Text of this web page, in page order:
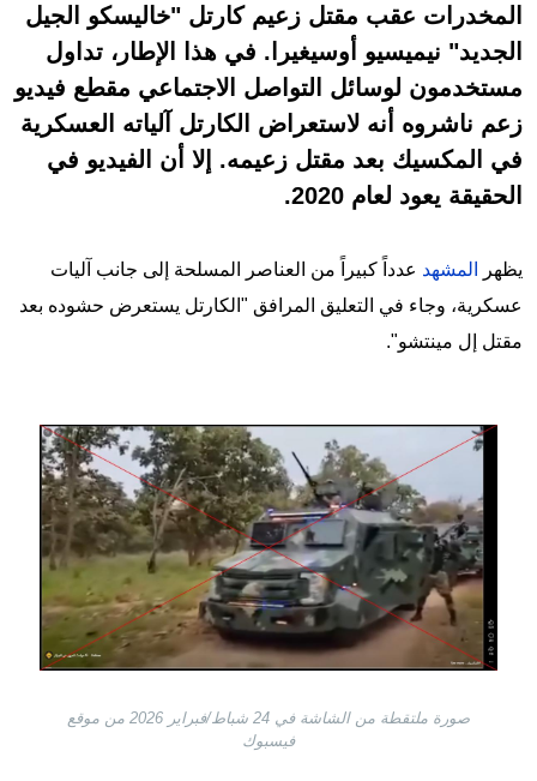
المخدرات عقب مقتل زعيم كارتل "خاليسكو الجيل
الجديد" نيميسيو أوسيغيرا. في هذا الإطار، تداول
مستخدمون لوسائل التواصل الاجتماعي مقطع فيديو
زعم ناشروه أنه لاستعراض الكارتل آلياته العسكرية
في المكسيك بعد مقتل زعيمه. إلا أن الفيديو في
الحقيقة يعود لعام 2020.
يظهر المشهد عدداً كبيراً من العناصر المسلحة إلى جانب آليات
عسكرية، وجاء في التعليق المرافق "الكارتل يستعرض حشوده بعد
مقتل إل مينتشو".
Image
صورة ملتقطة من الشاشة في 24 شباط/فبراير 2026 من موقع
فيسبوك